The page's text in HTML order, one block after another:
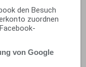
den Besuch
zuordnen
von Google